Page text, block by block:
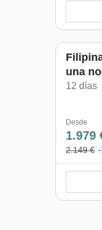
una
12 días
Desde
1.979
2.149 €